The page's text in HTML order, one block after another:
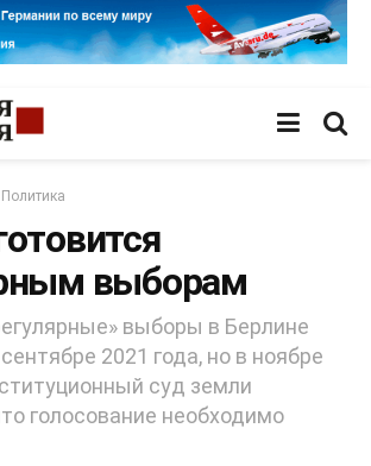
Политика
выборам
выборы в Берлине
2021 года, но в ноябре
суд земли
голосование необходимо